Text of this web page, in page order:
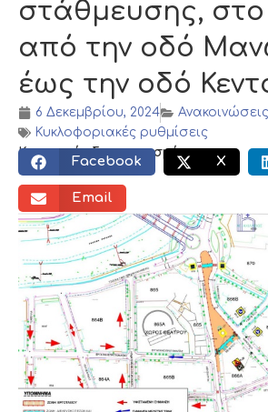
στάθμευσης,
από την οδό
έως την οδό
6 Δεκεμβρίου, 2024
Ανακοινώσεις
Κυκλοφοριακές ρυθμίσεις
Κοινωνικός διαμοιρασμός:
Facebook X
Email